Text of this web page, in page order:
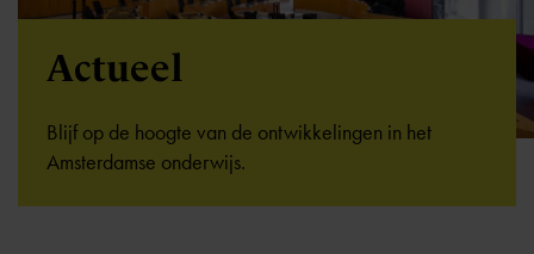
Actueel
Blijf op de hoogte van de ontwikkelingen in het
Amsterdamse onderwijs.